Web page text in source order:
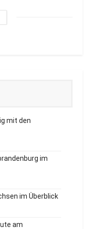
mit den
im
im Überblick
am